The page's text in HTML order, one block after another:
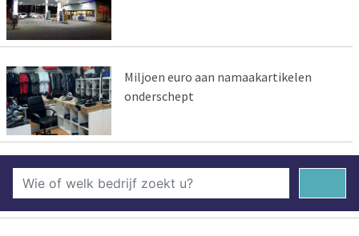
Miljoen euro aan namaakartikelen
onderschept